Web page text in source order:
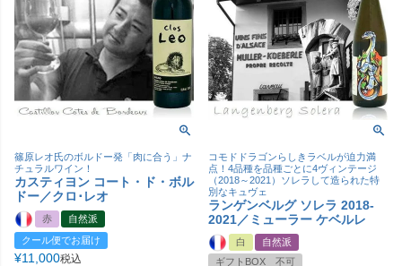
篠原レオ氏のボルドー発「肉に合う」ナ
チュラルワイン！
カスティヨン コート・ド・ボル
ドー／クロ･レオ
赤
自然派
クール便でお届け
¥11,000税込
コモドドラゴンらしきラベルが迫力満
点！4品種を品種ごとに4ヴィンテージ
（2018～2021）ソレラして造られた特
別なキュヴェ
ランゲンベルグ ソレラ 2018-
2021／ミューラー ケベルレ
白
自然派
ギフトBOX 不可